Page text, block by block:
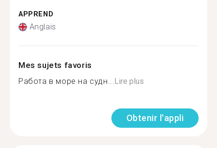
APPREND
Anglais
Mes sujets favoris
Работа в море на судн...Lire plus
Obtenir l'appli